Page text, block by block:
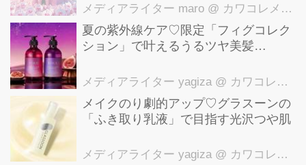
っとりとした小豆粒を組み合わせ、濃
厚で滑らかなミルクアイスクリーム
と、黒蜜と相性抜群のきな粉ソースを
アイスクリームデザートは、今年も
ス...
メディアライター maro @ カワコレメディア編集部
夏の紫外線ケア♡限定「フィグコレク
ション」で叶えるうるツヤ美髪
メディアライター yagiza @ カワコレメディア編集部
メイクのり劇的アップ♡グラスーンの
「ふき取り乳液」で目指す光沢つや肌
メディアライター yagiza @ カワコレメディア編集部